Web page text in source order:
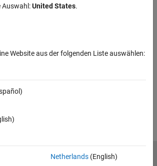
Auswahl:United States.
Website aus der folgenden Liste auswählen:
Netherlands(English)
Datenschutz-Richtlinien